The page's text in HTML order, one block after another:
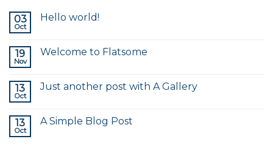
03
Oct
Hello world!
19
Nov
Welcome to Flatsome
13
Oct
Just another post with A Gallery
13
Oct
A Simple Blog Post